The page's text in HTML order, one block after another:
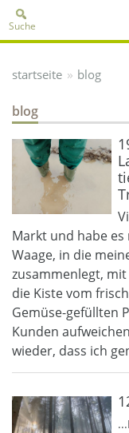
Suche
startseite » blog
blog
Markt und habe
Waage, in die
zusammenlegt,
die Kiste vom
Gemüse-gefüllten
Kunden
wieder, dass ich